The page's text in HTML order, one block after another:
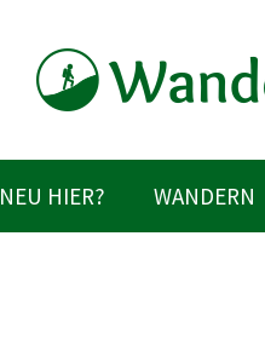
NEU HIER? WANDERN